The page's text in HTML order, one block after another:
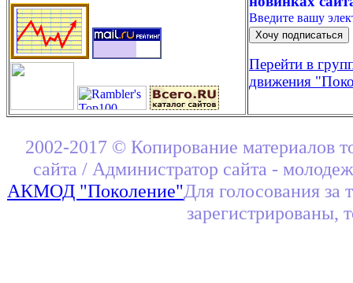
Введите вашу
Перейти в
движения
2002-2017 © Копирование материалов
сайта / Администратор сайта -
АКМОД "Поколение"Для голосования за
зарегистрированы,